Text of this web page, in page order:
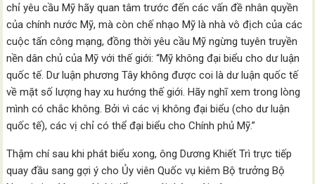
chỉ yêu cầu Mỹ hãy quan tâm trước đến các vấn đề nhân quyền
của chính nước Mỹ, mà còn chế nhạo Mỹ là nhà vô địch của các
cuộc tấn công mạng, đồng thời yêu cầu Mỹ ngừng tuyên truyền
nền dân chủ của Mỹ với thế giới: “Mỹ không đại biểu cho dư luận
quốc tế. Dư luận phương Tây không được coi là dư luận quốc tế
về mặt số lượng hay xu hướng thế giới. Hãy nghĩ xem trong lòng
mình có chắc không. Bởi vì các vị không đại biểu (cho dư luận
quốc tế), các vị chỉ có thể đại biểu cho Chính phủ Mỹ.”
Thậm chí sau khi phát biểu xong, ông Dương Khiết Trì trực tiếp
quay đầu sang gợi ý cho Ủy viên Quốc vụ kiêm Bộ trưởng Bộ